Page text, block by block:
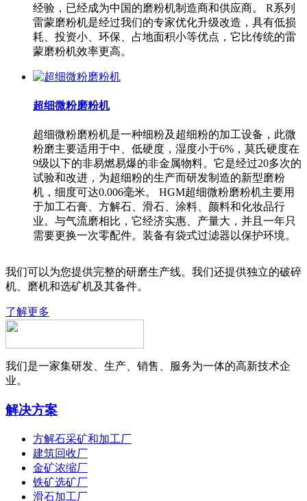
经验，已经成为中国的磨粉机制造商和供应商。 R系列
雷蒙磨粉机是经过我们的专家优化升级改造，具有低损
耗、投资小、环保、占地面积小等优点，它比传统的雷
蒙磨粉机效率更高。
超细微粉磨粉机
超细微粉磨粉机是一种细粉及超细粉的加工设备，此微
粉磨主要适用于中、低硬度，湿度小于6%，莫氏硬度在
9级以下的非易燃易爆的非金属物料。它是经过20多次的
试验和改进，为超细粉的生产而研发制造的新型磨粉
机，细度可达0.006毫米。 HGM超细微粉磨粉机主要用
于加工石膏、方解石、滑石、涂料、颜料和化妆品行
业。与气流磨相比，它经济实惠、产量大，并且一年只
需要更换一次零配件。装备有袋式过滤器以保护环境。
我们可以为您提供完整的研磨生产线。我们还提供独立的破碎
机、磨机和选矿机及其备件。
了解更多
我们是一家集研发、生产、销售、服务为一体的高新技术企
业。
解决方案
方解石采矿和加工厂
建筑回收厂
金矿浓缩厂
铁矿选矿厂
滑石加工厂